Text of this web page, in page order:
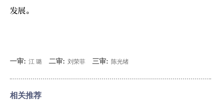
发展。
一审: 江 璐 二审: 刘荣菲 三审: 陈光绪
相关推荐